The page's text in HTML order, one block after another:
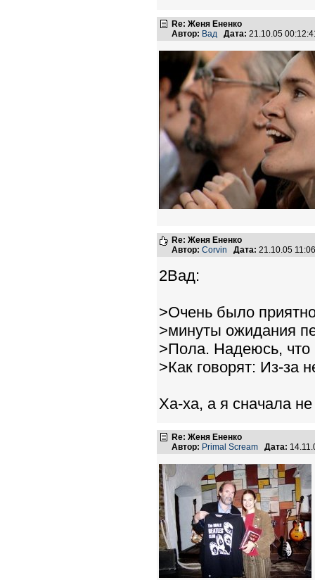
Re: Женя Ененко
Автор: Вад Дата: 21.10.05
Re: Женя Ененко
Автор: Corvin Дата: 21.10.05
2Вад:
>Очень было
>минуты ожидания
>Пола. Надеюсь,
>Как говорят: Из-за
Ха-ха, а я сначала
Re: Женя Ененко
Автор: Primal Scream Дата: